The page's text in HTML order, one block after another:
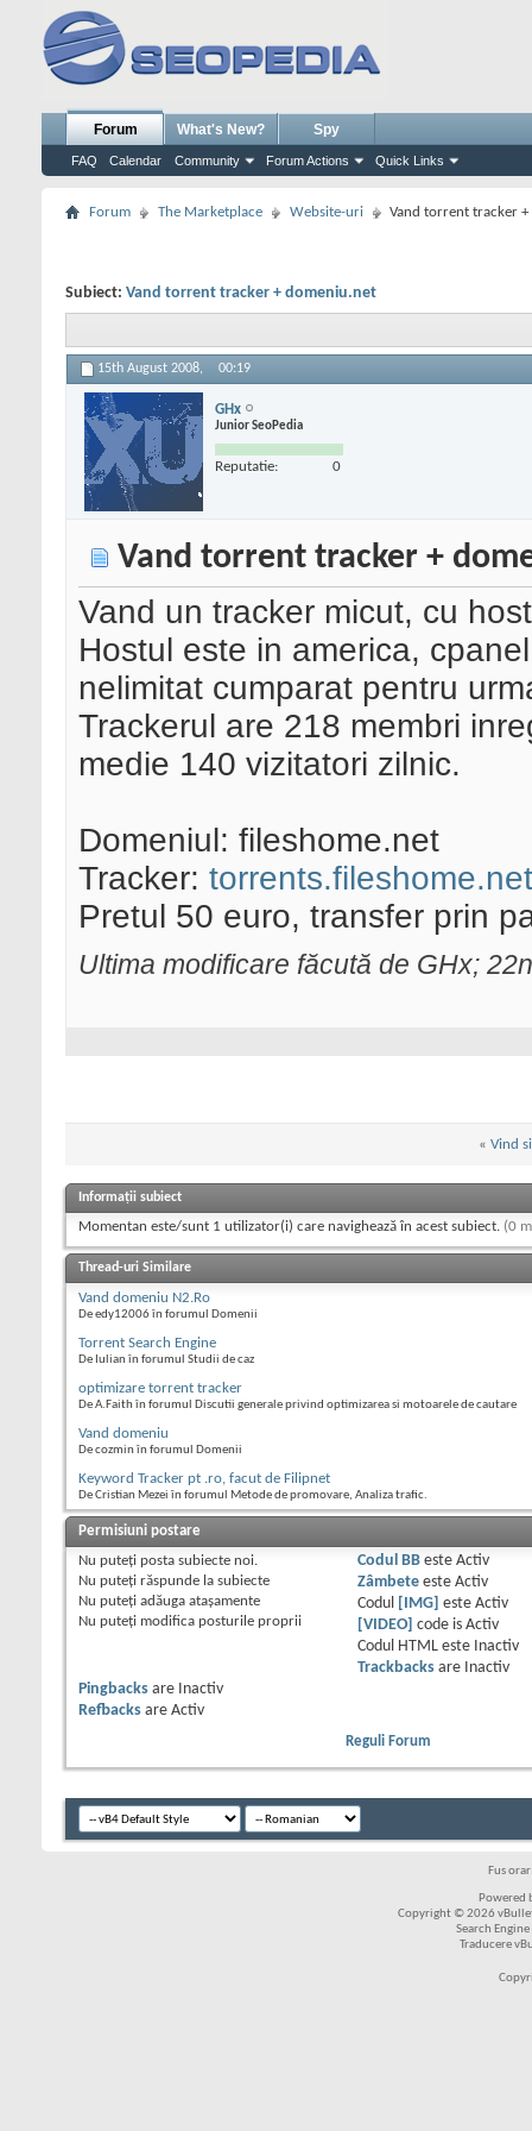
Forum
FAQ Calendar Community Forum Actions Quick Links
What's New? Spy
Forum The Marketplace Website-uri Vand torrent tracker
Subiect: Vand torrent tracker + domeniu.net
15th August 2008, 00:19
GHx
Junior SeoPedia
Reputatie: 0
Vand torrent tracker +
Vand un tracker micut, cu
Hostul este in america,
nelimitat cumparat pentru
Trackerul are 218 membri
medie 140 vizitatori zilnic.
Domeniul: fileshome.net
Tracker: torrents.fileshome.net
Pretul 50 euro, transfer prin
Ultima modificare făcută de GHx;
« Vind
Informații subiect
Momentan este/sunt 1 utilizator(i) care navighează în acest subiect. (0
Thread-uri Similare
Vand domeniu N2.Ro
De edy12006 în forumul Domenii
Torrent Search Engine
De Iulian în forumul Studii de caz
optimizare torrent tracker
De A.Faith în forumul Discutii generale privind optimizarea si motoarele de cautare
Vand domeniu
De cozmin în forumul Domenii
Keyword Tracker pt .ro, facut de Filipnet
De Cristian Mezei în forumul Metode de promovare, Analiza trafic.
Permisiuni postare
Nu puteţi posta subiecte noi.
Nu puteţi răspunde la subiecte
Nu puteţi adăuga ataşamente
Nu puteţi modifica posturile proprii
Codul BBeste Activ
Zâmbeteeste Activ
Codul
[IMG] este Activ
[VIDEO]
code is Activ
Codul HTML este
Inactiv
Trackbacksare
Inactiv
Pingbacks are
Inactiv
Refbacks are Activ
Reguli Forum
Fus
Powered
Copyright © 2026
Search
Traducere